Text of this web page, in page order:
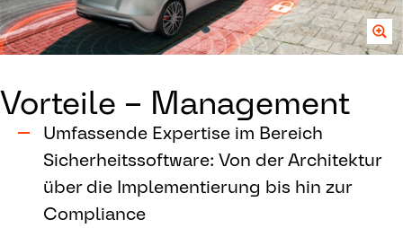
Vorteile – Management
Umfassende Expertise im Bereich
Sicherheitssoftware: Von der Architektur
über die Implementierung bis hin zur
Compliance